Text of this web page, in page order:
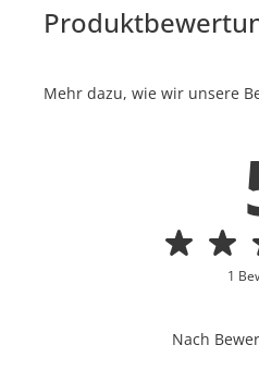
Mehr dazu, wie wir unsere
1
Nach